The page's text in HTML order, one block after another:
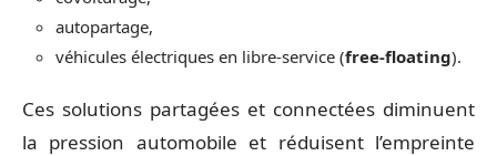
autopartage,
véhicules électriques en libre-service (free-floating).
Ces solutions partagées et connectées diminuent
la pression automobile et réduisent l’empreinte